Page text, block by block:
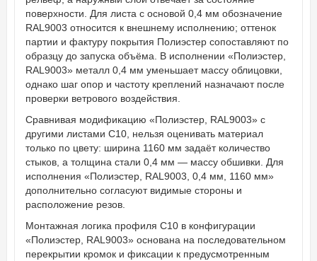
поверхности. Для листа с основой 0,4 мм обозначение
RAL9003 относится к внешнему исполнению; оттенок
партии и фактуру покрытия Полиэстер сопоставляют по
образцу до запуска объёма. В исполнении «Полиэстер,
RAL9003» металл 0,4 мм уменьшает массу облицовки,
однако шаг опор и частоту креплений назначают после
проверки ветрового воздействия.
Сравнивая модификацию «Полиэстер, RAL9003» с
другими листами С10, нельзя оценивать материал
только по цвету: ширина 1160 мм задаёт количество
стыков, а толщина стали 0,4 мм — массу обшивки. Для
исполнения «Полиэстер, RAL9003, 0,4 мм, 1160 мм»
дополнительно согласуют видимые стороны и
расположение резов.
Монтажная логика профиля С10 в конфигурации
«Полиэстер, RAL9003» основана на последовательном
перекрытии кромок и фиксации к предусмотренным